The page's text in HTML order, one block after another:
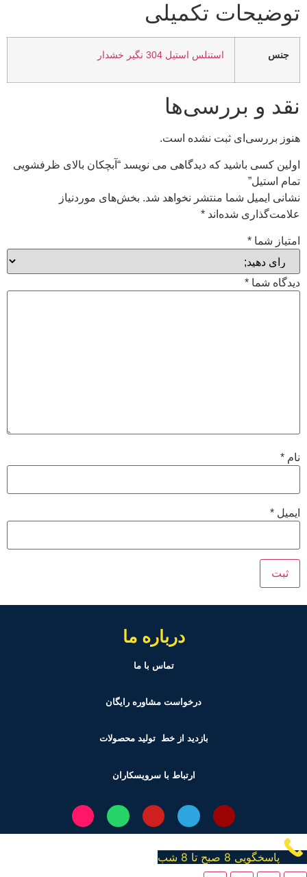
توضیحات تکمیلی
جنس استنلس استیل 304 نگیر خشدار
نقد و بررسی‌ها
هنوز بررسی‌ای ثبت نشده است.
اولین کسی باشید که دیدگاهی می نویسد “آبچکان بالای ظرفشویی
تمام استیل”
نشانی ایمیل شما منتشر نخواهد شد. بخش‌های موردنیاز
علامت‌گذاری شده‌اند *
امتیاز شما *
دیدگاه شما *
نام *
ایمیل *
درباره ما
تماس با ما
درخواست مشاوره رایگان
بازدید از خط تولیدمحصولات
ارتباط با سرویسکاران
پاسخگویی 8 صبح تا 8 شب